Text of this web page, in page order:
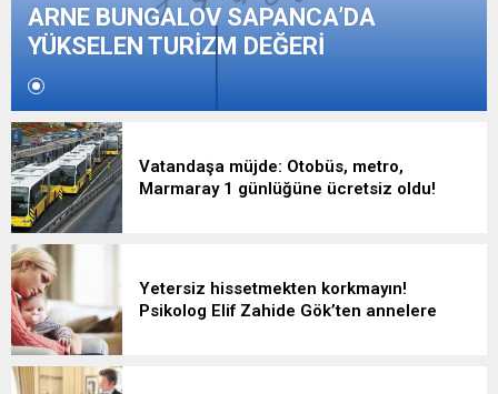
ARNE BUNGALOV SAPANCA’DA
YÜKSELEN TURİZM DEĞERİ
Vatandaşa müjde: Otobüs, metro,
Marmaray 1 günlüğüne ücretsiz oldu!
Yetersiz hissetmekten korkmayın!
Psikolog Elif Zahide Gök’ten annelere